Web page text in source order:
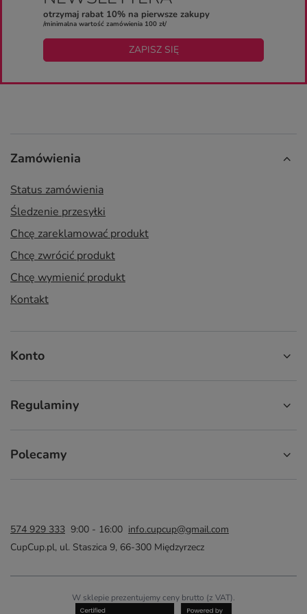
otrzymaj rabat 10% na pierwsze zakupy
/minimalna wartość zamówienia 100 zł/
ZAPISZ SIĘ
Zamówienia
Status zamówienia
Śledzenie przesyłki
Chcę zareklamować produkt
Chcę zwrócić produkt
Chcę wymienić produkt
Kontakt
Konto
Regulaminy
Polecamy
574 929 333 9:00 - 16:00 info.cupcup@gmail.com
CupCup.pl, ul. Staszica 9, 66-300 Międzyrzecz
W sklepie prezentujemy ceny brutto (z VAT).